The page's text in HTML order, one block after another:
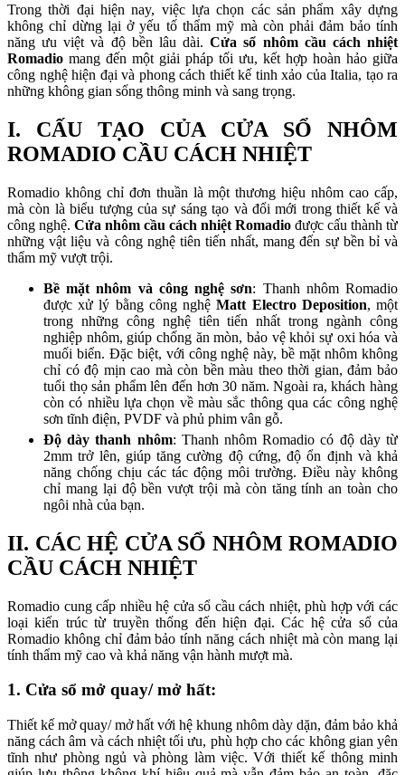
Trong thời đại hiện nay, việc lựa chọn các sản phẩm xây dựng
không chỉ dừng lại ở yếu tố thẩm mỹ mà còn phải đảm bảo tính
năng ưu việt và độ bền lâu dài.Cửa sổ nhôm cầu cách nhiệt
Romadio mang đến một giải pháp tối ưu, kết hợp hoàn hảo giữa
công nghệ hiện đại và phong cách thiết kế tinh xảo của Italia, tạo ra
những không gian sống thông minh và sang trọng.
I. CẤU TẠO CỦA CỬA SỔ NHÔM
ROMADIO CẦU CÁCH NHIỆT
Romadio không chỉ đơn thuần là một thương hiệu nhôm cao cấp,
mà còn là biểu tượng của sự sáng tạo và đổi mới trong thiết kế và
công nghệ. Cửa nhôm cầu cách nhiệt Romadio được cấu thành từ
những vật liệu và công nghệ tiên tiến nhất, mang đến sự bền bỉ và
thẩm mỹ vượt trội.
Bề mặt nhôm và công nghệ sơn: Thanh nhôm Romadio
được xử lý bằng công nghệMatt Electro Deposition, một
trong những công nghệ tiên tiến nhất trong ngành công
nghiệp nhôm, giúp chống ăn mòn, bảo vệ khỏi sự oxi hóa và
muối biển. Đặc biệt, với công nghệ này, bề mặt nhôm không
chỉ có độ mịn cao mà còn bền màu theo thời gian, đảm bảo
tuổi thọ sản phẩm lên đến hơn 30 năm. Ngoài ra, khách hàng
còn có nhiều lựa chọn về màu sắc thông qua các công nghệ
sơn tĩnh điện, PVDF và phủ phim vân gỗ.
Độ dày thanh nhôm: Thanh nhôm Romadio có độ dày từ
2mm trở lên, giúp tăng cường độ cứng, độ ổn định và khả
năng chống chịu các tác động môi trường. Điều này không
chỉ mang lại độ bền vượt trội mà còn tăng tính an toàn cho
ngôi nhà của bạn.
II. CÁC HỆ CỬA SỔ NHÔM ROMADIO
CẦU CÁCH NHIỆT
Romadio cung cấp nhiều hệ cửa sổ cầu cách nhiệt, phù hợp với các
loại kiến trúc từ truyền thống đến hiện đại. Các hệ cửa sổ của
Romadio không chỉ đảm bảo tính năng cách nhiệt mà còn mang lại
tính thẩm mỹ cao và khả năng vận hành mượt mà.
1. Cửa sổ mở quay/ mở hất:
Thiết kế mở quay/ mở hất với hệ khung nhôm dày dặn, đảm bảo khả
năng cách âm và cách nhiệt tối ưu, phù hợp cho các không gian yên
tĩnh như phòng ngủ và phòng làm việc. Với thiết kế thông minh